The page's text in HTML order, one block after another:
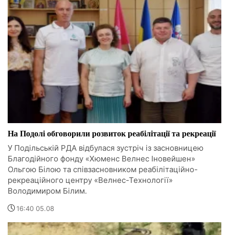
На Подолі обговорили розвиток реабілітації та рекреації
У Подільській РДА відбулася зустріч із засновницею
Благодійного фонду «Хюменс Велнес Іновейшен»
Ольгою Білою та співзасновником реабілітаційно-
рекреаційного центру «Велнес-Технології»
Володимиром Білим.
16:40 05.08